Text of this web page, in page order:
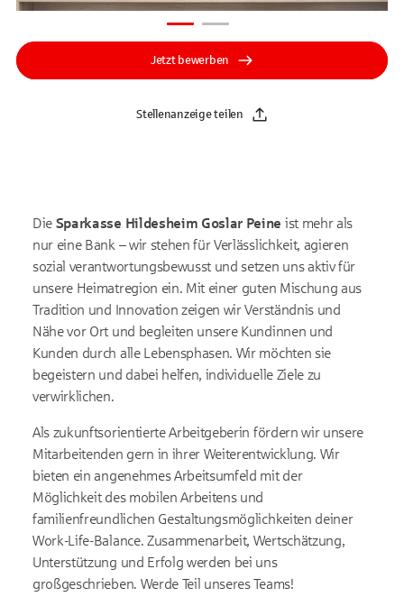
Jetzt bewerben
Stellenanzeige teilen
Die Sparkasse Hildesheim Goslar Peine ist mehr als
nur eine Bank – wir stehen für Verlässlichkeit, agieren
sozial verantwortungsbewusst und setzen uns aktiv für
unsere Heimatregion ein. Mit einer guten Mischung aus
Tradition und Innovation zeigen wir Verständnis und
Nähe vor Ort und begleiten unsere Kundinnen und
Kunden durch alle Lebensphasen. Wir möchten sie
begeistern und dabei helfen, individuelle Ziele zu
verwirklichen.
Als zukunftsorientierte Arbeitgeberin fördern wir unsere
Mitarbeitenden gern in ihrer Weiterentwicklung. Wir
bieten ein angenehmes Arbeitsumfeld mit der
Möglichkeit des mobilen Arbeitens und
familienfreundlichen Gestaltungsmöglichkeiten deiner
Work-Life-Balance. Zusammenarbeit, Wertschätzung,
Unterstützung und Erfolg werden bei uns
großgeschrieben. Werde Teil unseres Teams!